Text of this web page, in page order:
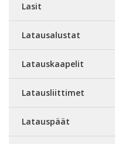
Lasit
Latausalustat
Latauskaapelit
Latausliittimet
Latauspäät